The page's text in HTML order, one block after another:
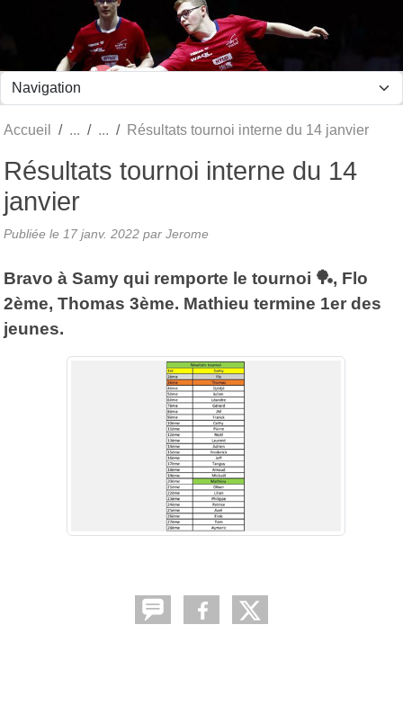
Accueil Résultats tournoi interne du 14 janvier
Résultats tournoi interne du 14
janvier
Publiée le 17 janv. 2022 par Jerome
Bravo à Samy qui remporte le tournoi 🏓, Flo
2ème, Thomas 3ème. Mathieu termine 1er des
jeunes.
Panneau de gestion des cookies